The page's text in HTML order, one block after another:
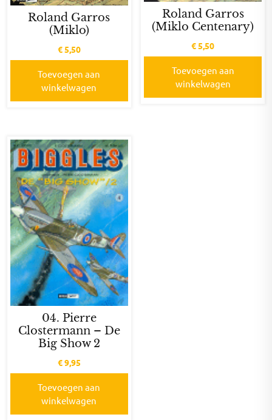
Roland Garros
(Miklo)
€5,50
Toevoegen aan
winkelwagen
Roland Garros
(Miklo Centenary)
€5,50
Toevoegen aan
winkelwagen
04. Pierre
Clostermann – De
Big Show 2
€9,95
Toevoegen aan
winkelwagen